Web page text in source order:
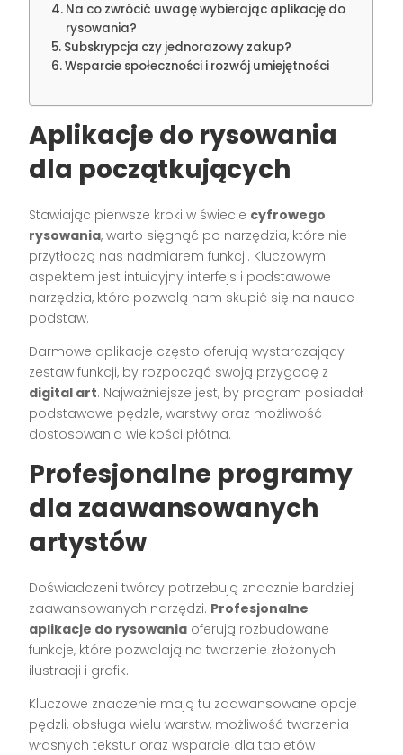
Na co zwrócić uwagę wybierając aplikację do
rysowania?
Subskrypcja czy jednorazowy zakup?
Wsparcie społeczności i rozwój umiejętności
Aplikacje do rysowania
dla początkujących
Stawiając pierwsze kroki w świecie cyfrowego
rysowania, warto sięgnąć po narzędzia, które nie
przytłoczą nas nadmiarem funkcji. Kluczowym
aspektem jest intuicyjny interfejs i podstawowe
narzędzia, które pozwolą nam skupić się na nauce
podstaw.
Darmowe aplikacje często oferują wystarczający
zestaw funkcji, by rozpocząć swoją przygodę z
digital art. Najważniejsze jest, by program posiadał
podstawowe pędzle, warstwy oraz możliwość
dostosowania wielkości płótna.
Profesjonalne programy
dla zaawansowanych
artystów
Doświadczeni twórcy potrzebują znacznie bardziej
zaawansowanych narzędzi. Profesjonalne
aplikacje do rysowania oferują rozbudowane
funkcje, które pozwalają na tworzenie złożonych
ilustracji i grafik.
Kluczowe znaczenie mają tu zaawansowane opcje
pędzli, obsługa wielu warstw, możliwość tworzenia
własnych tekstur oraz wsparcie dla tabletów